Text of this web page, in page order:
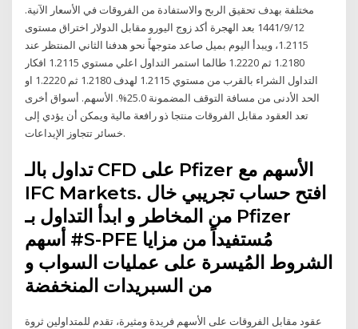
مختلفة بهدف تحقيق الربح والاستفادة من الفروقات في الأسعار الآنية.
12‏‏/9‏‏/1441 بعد الهجرة أكد زوج اليورو مقابل الدولار اختراق مستوى
1.2115، ويبدأ اليوم بميل صاعد متوجهاً نحو هدفنا الثاني المنتظر عند
1.2180 ثم 1.2220 طالما استمر التداول اعلي مستوي 1.2115 افكار
التداول الشراء بالقرب من مستوي 1.2115 لهدف 1.2180 ثم 1.2220 او
الحد الأدنى من مسافة التوقف المضمونة 25.0%. الأسهم. أسواق أخرى
تعد العقود مقابل الفروقات منتجا ذو رافعة مالية ويمكن أن يؤدي إلى
خسائر تتجاوز الإيداعات.
تداول بالـ CFD على Pfizer الأسهم مع
IFC Markets. افتح حساب تجريبي خال
من المخاطر و ابدأ التداول بـ Pfizer
أسهم #S-PFE مُستفيداً من مزايا
الشروط المُيسرة على عمليات السواب و
من السبريدات المنخفضة
عقود مقابل الفروقات على الأسهم فريدة ومثيرة، تقدم للمتداولين ثروة